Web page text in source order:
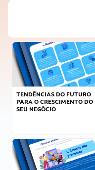
TENDÊNCIAS DO FUTURO
PARA O CRESCIMENTO DO
SEU NEGÓCIO